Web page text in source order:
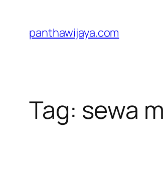
konten
panthawijaya.com
Tag: sewa